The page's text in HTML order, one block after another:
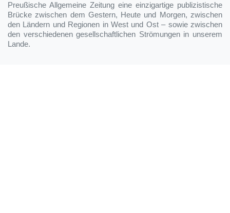
Preußische Allgemeine Zeitung eine einzigartige publizistische
Brücke zwischen dem Gestern, Heute und Morgen, zwischen
den Ländern und Regionen in West und Ost – sowie zwischen
den verschiedenen gesellschaftlichen Strömungen in unserem
Lande.